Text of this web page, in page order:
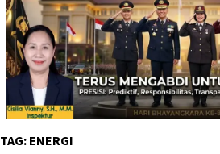
TAG: ENERGI